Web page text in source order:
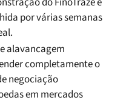
por várias semanas
alavancagem
completamente o
negociação
em mercados